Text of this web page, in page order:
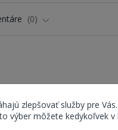
0
na odkladanie oblečenia
zlepšovať služby pre
výber môžete kedykoľvek